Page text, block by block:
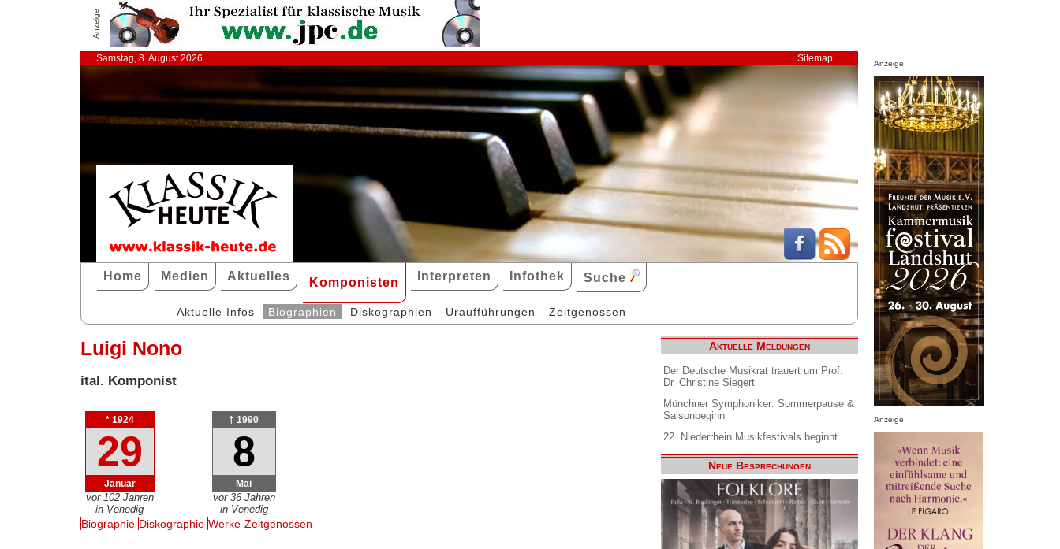
Anzeige
Samstag, 8. August 2026 Sitemap
Home Medien Aktuelles Komponisten Interpreten Infothek Suche
Aktuelle Infos Biographien Diskographien Uraufführungen Zeitgenossen
Luigi Nono
ital. Komponist
* 1924
29
Januar
vor 102 Jahren
in Venedig
† 1990
8
Mai
vor 36 Jahren
in Venedig
Biographie Diskographie Werke Zeitgenossen
Aktuelle Meldungen
Der Deutsche Musikrat trauert um Prof.
Dr. Christine Siegert
Münchner Symphoniker: Sommerpause &
Saisonbeginn
22. Niederrhein Musikfestivals beginnt
Neue Besprechungen
Anzeige
Anzeige